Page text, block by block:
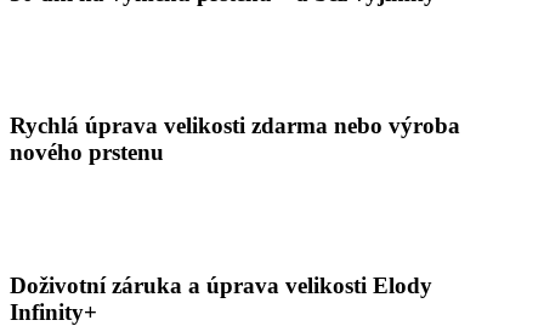
Rychlá úprava velikosti zdarma nebo výroba
nového prstenu
Doživotní záruka a úprava velikosti Elody
Infinity+